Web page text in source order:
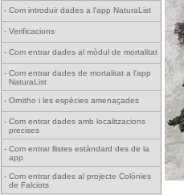
- Com introduir dades a l'app NaturaList
- Verificacions
- Com entrar dades al mòdul de mortalitat
- Com entrar dades de mortalitat a l'app
NaturaList
- Ornitho i les espècies amenaçades
- Com entrar dades amb localitzacions
precises
- Com entrar llistes estàndard des de la
app
- Com entrar dades al projecte Colònies
de Falciots